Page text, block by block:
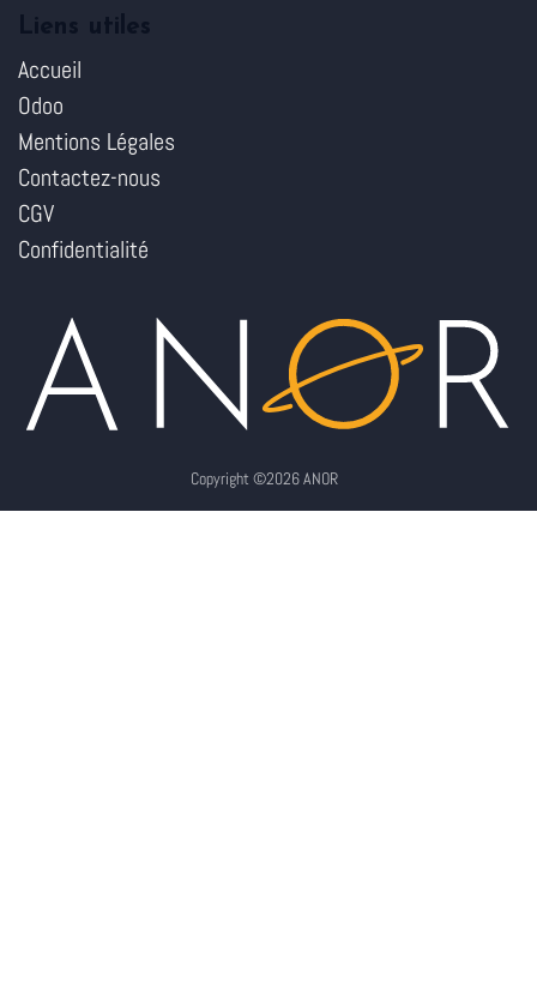
Accueil
Odoo
Mentions Légales
Contactez-nous
CGV
Confidentialité
Copyright ©2026 ANOR